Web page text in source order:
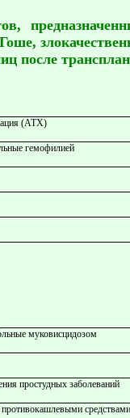
после
(АТХ)
гемофилией
муковисцидозом
простудных заболеваний
средствами